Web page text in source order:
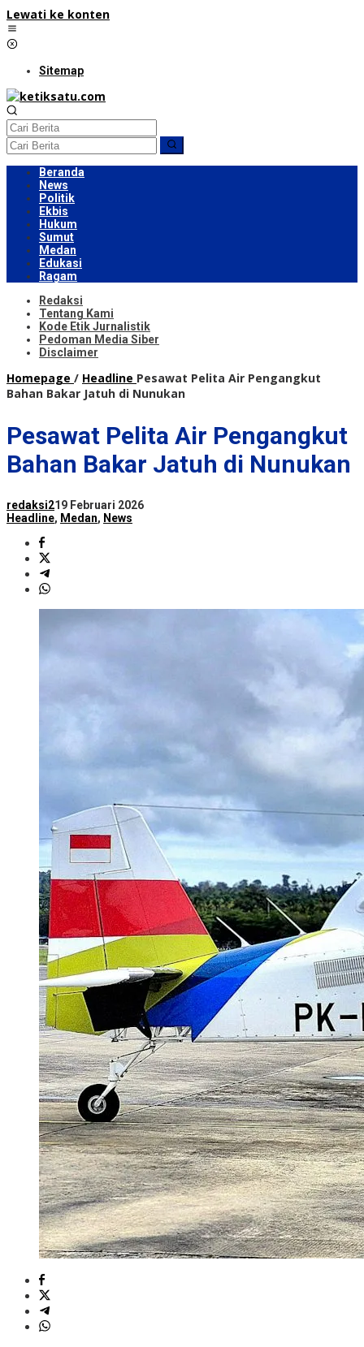
Lewati ke konten
Sitemap
Beranda
News
Politik
Ekbis
Hukum
Sumut
Medan
Edukasi
Ragam
Redaksi
Tentang Kami
Kode Etik Jurnalistik
Pedoman Media Siber
Disclaimer
Homepage / Headline Pesawat Pelita Air Pengangkut
Bahan Bakar Jatuh di Nunukan
Pesawat Pelita Air Pengangkut
Bahan Bakar Jatuh di Nunukan
redaksi219 Februari 2026
Headline, Medan, News